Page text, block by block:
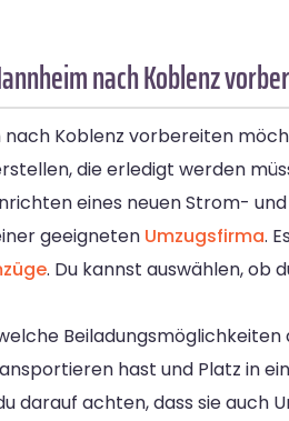
nach Koblenz
Koblenz vorbereiten
die erledigt werden
eines neuen Strom-
geeigneten Umzugsfirma.
. Du kannst auswählen, ob
hast und Platz in
darauf achten, dass sie auch